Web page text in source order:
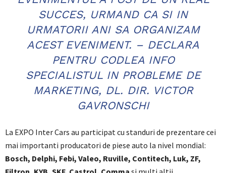
SUCCES, URMAND CA SI IN
URMATORII ANI SA ORGANIZAM
ACEST EVENIMENT. – DECLARA
PENTRU CODLEA INFO
SPECIALISTUL IN PROBLEME DE
MARKETING, DL. DIR. VICTOR
GAVRONSCHI
La EXPO Inter Cars au participat cu standuri de prezentare cei
mai importanti producatori de piese auto la nivel mondial:
Bosch, Delphi, Febi, Valeo, Ruville, Contitech, Luk, ZF,